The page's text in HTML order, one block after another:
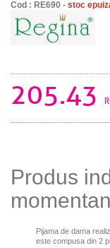
Cod : RE690 - stoc
205.43
Produs
Pijama de dama
este compusa din 2